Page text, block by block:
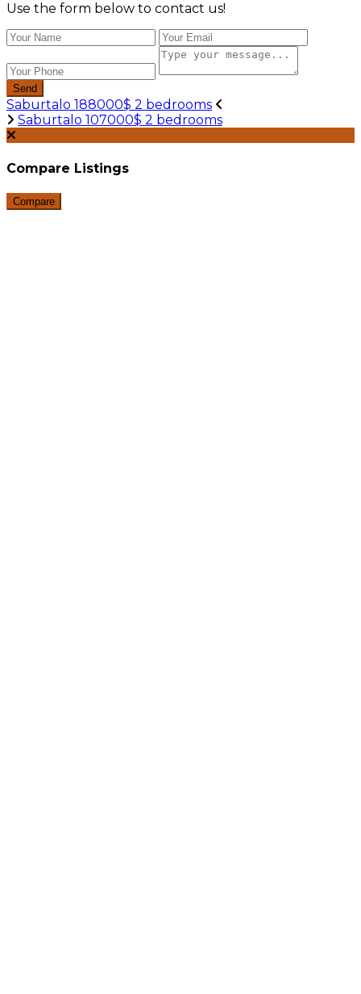
Use the form below to contact us!
Send
Saburtalo 188000$ 2 bedrooms
Saburtalo 107000$ 2 bedrooms
Compare Listings
Compare